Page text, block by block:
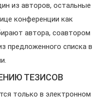
из авторов, остальные
конференции как
автора, соавтором
предложенного списка в
ТЕЗИСОВ
только в электронном